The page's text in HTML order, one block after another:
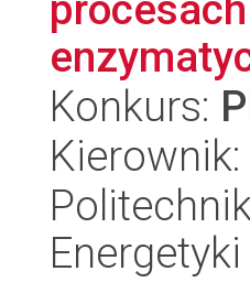
Konkurs:
Energetyki